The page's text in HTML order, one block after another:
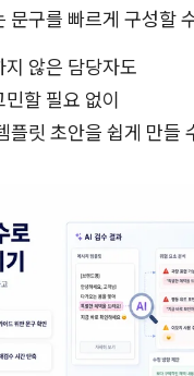
문구를 빠르게 구성할
않은 담당자도
할 필요 없이
플릿 초안을 쉽게 만들